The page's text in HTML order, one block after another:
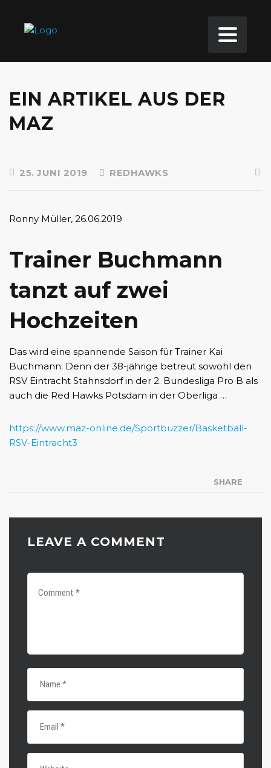
EIN ARTIKEL AUS DER
MAZ
25. JUNI 2019 REDHAWKS
Ronny Müller, 26.06.2019
Trainer Buchmann
tanzt auf zwei
Hochzeiten
Das wird eine spannende Saison für Trainer Kai
Buchmann. Denn der 38-jährige betreut sowohl den
RSV Eintracht Stahnsdorf in der 2. Bundesliga Pro B als
auch die Red Hawks Potsdam in der Oberliga …
https://www.maz-online.de/Sportbuzzer/Basketball-
RSV-Eintracht3
SHARE
LEAVE A COMMENT